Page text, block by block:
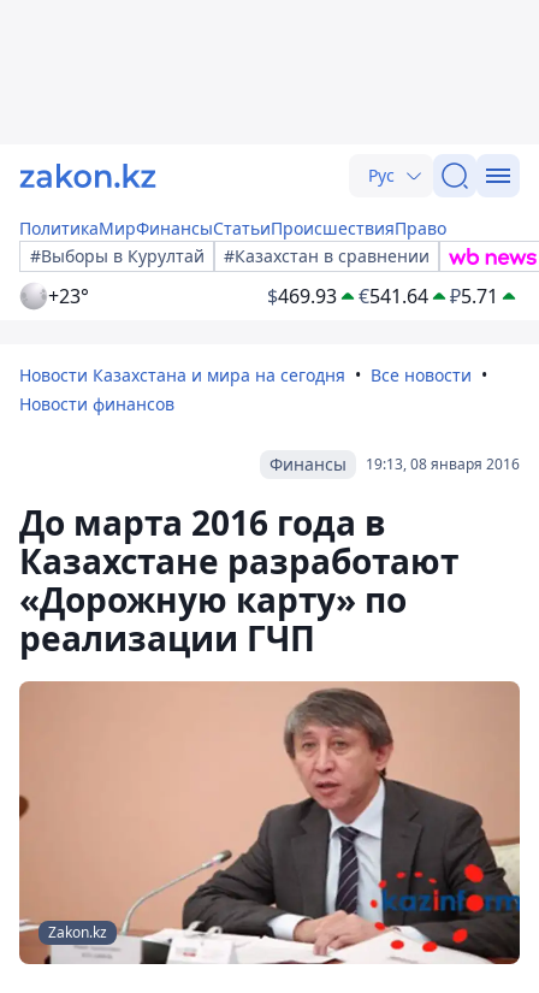
Рус
ПолитикаМирФинансыСтатьиПроисшествияПраво
#Выборы в Курултай
#Казахстан в сравнении
+23° $469.93 €541.64 ₽5.71
Новости Казахстана и мира на сегодня
Все новости
Новости финансов
19:13, 08 января 2016
Финансы
До марта 2016 года в
Казахстане разработают
«Дорожную карту» по
реализации ГЧП
Zakon.kz